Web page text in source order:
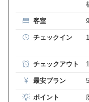
客室
チェックイン
チェックアウト
最安プラン
ポイント